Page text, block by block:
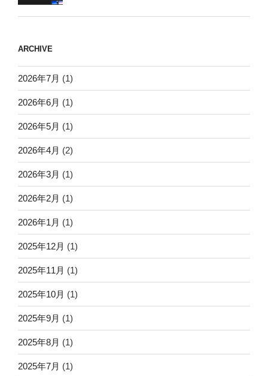
ARCHIVE
2026年7月 (1)
2026年6月 (1)
2026年5月 (1)
2026年4月 (2)
2026年3月 (1)
2026年2月 (1)
2026年1月 (1)
2025年12月 (1)
2025年11月 (1)
2025年10月 (1)
2025年9月 (1)
2025年8月 (1)
2025年7月 (1)